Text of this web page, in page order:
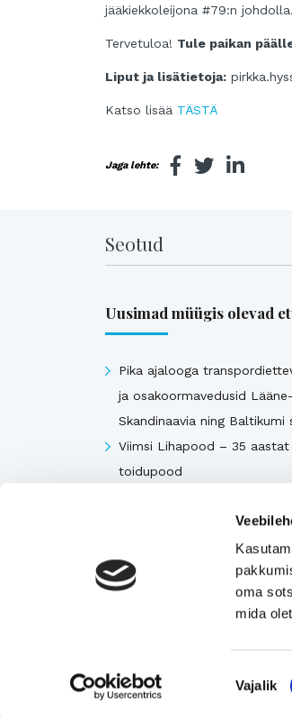
oma
mida
valik
Vajalik
jääkiekkoleijona #79:n johdolla.
Tervetuloa! Tule paikan
Liput ja lisätietoja:
Katso lisää TÄSTÄ
Jaga lehte:
Seotud
Uusimad müügis olevad
Pika ajalooga
ja osakoormavedusid
Skandinaavia ning Baltikumi
Viimsi Lihapood – 35
toidupood
ainulaadseid naisterõivaid.
Tugeva turupositsiooniga
seadmetega tegelev
Rahvusvaheliselt
tekstiilkompensaatorite
Vaata kõiki